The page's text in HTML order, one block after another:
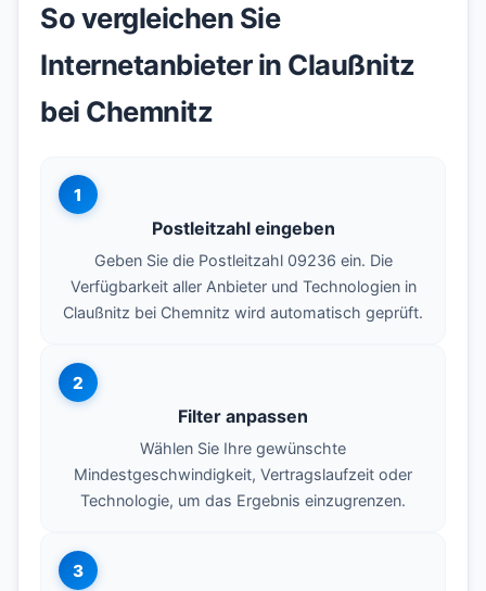
So vergleichen Sie
Internetanbieter in Claußnitz
bei Chemnitz
1
Postleitzahl eingeben
Geben Sie die Postleitzahl 09236 ein. Die
Verfügbarkeit aller Anbieter und Technologien in
Claußnitz bei Chemnitz wird automatisch geprüft.
2
Filter anpassen
Wählen Sie Ihre gewünschte
Mindestgeschwindigkeit, Vertragslaufzeit oder
Technologie, um das Ergebnis einzugrenzen.
3